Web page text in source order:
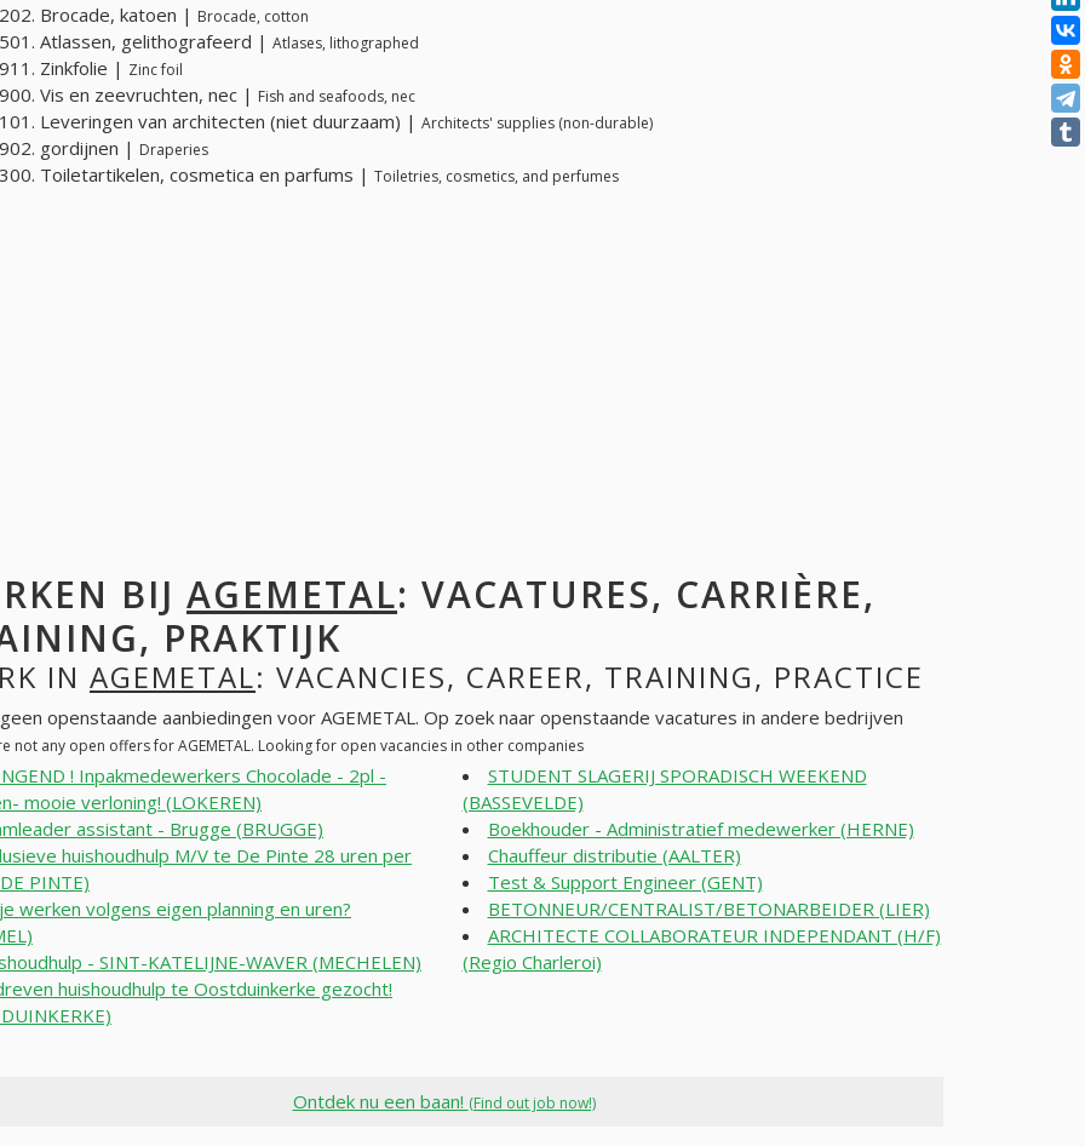
Brocade, katoen | Brocade, cotton
Atlassen, gelithografeerd | Atlases, lithographed
Zinkfolie | Zinc foil
Vis en zeevruchten, nec | Fish and seafoods, nec
Leveringen van architecten (niet duurzaam) | Architects' supplies (non-durable)
gordijnen | Draperies
Toiletartikelen, cosmetica en parfums | Toiletries, cosmetics, and perfumes
BIJ AGEMETAL: VACATURES, CARRIÈRE,
PRAKTIJK
IN AGEMETAL: VACANCIES, CAREER, TRAINING, PRACTICE
openstaande aanbiedingen voor AGEMETAL. Op zoek naar openstaande vacatures in andere bedrijven
not any open offers for AGEMETAL. Looking for open vacancies in other companies
! Inpakmedewerkers Chocolade - 2pl -
mooie verloning! (LOKEREN)
assistant - Brugge (BRUGGE)
huishoudhulp M/V te De Pinte 28 uren per
PINTE)
werken volgens eigen planning en uren?
- SINT-KATELIJNE-WAVER (MECHELEN)
huishoudhulp te Oostduinkerke gezocht!
STUDENT SLAGERIJ SPORADISCH WEEKEND
(BASSEVELDE)
Boekhouder - Administratief medewerker (HERNE)
Chauffeur distributie (AALTER)
Test & Support Engineer (GENT)
BETONNEUR/CENTRALIST/BETONARBEIDER (LIER)
ARCHITECTE COLLABORATEUR INDEPENDANT (H/F)
(Regio Charleroi)
Ontdek nu een baan! (Find out job now!)